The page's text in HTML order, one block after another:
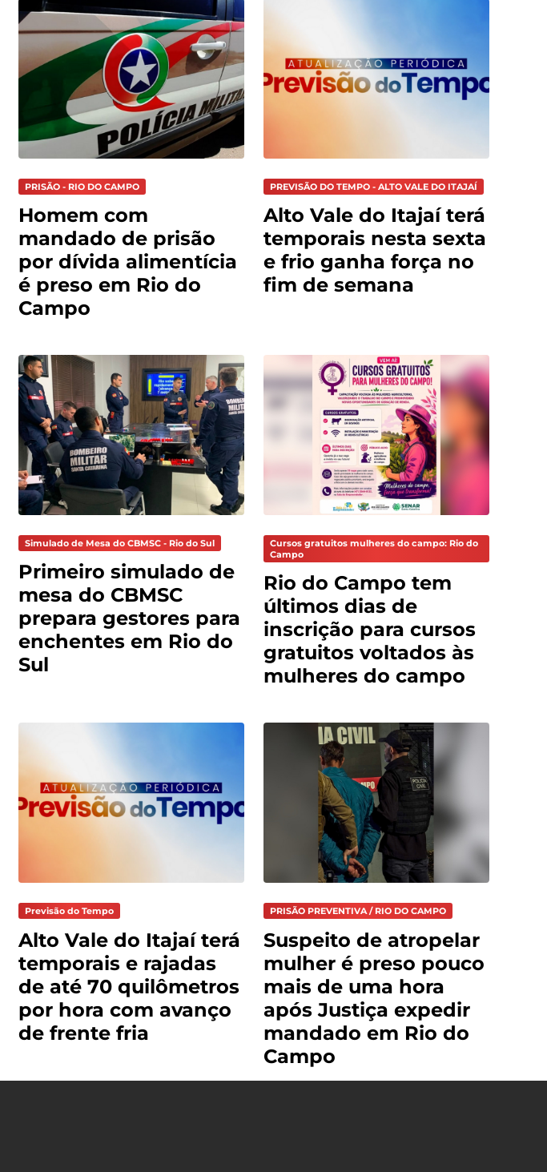
PRISÃO - RIO DO CAMPO
Homem com
mandado de prisão
por dívida alimentícia
é preso em Rio do
Campo
PREVISÃO DO TEMPO - ALTO VALE DO ITAJAÍ
Alto Vale do Itajaí terá
temporais nesta sexta
e frio ganha força no
fim de semana
Simulado de Mesa do CBMSC - Rio do Sul
Primeiro simulado de
mesa do CBMSC
prepara gestores para
enchentes em Rio do
Sul
Cursos gratuitos mulheres do campo: Rio do
Campo
Rio do Campo tem
últimos dias de
inscrição para cursos
gratuitos voltados às
mulheres do campo
Previsão do Tempo
Alto Vale do Itajaí terá
temporais e rajadas
de até 70 quilômetros
por hora com avanço
de frente fria
PRISÃO PREVENTIVA / RIO DO CAMPO
Suspeito de atropelar
mulher é preso pouco
mais de uma hora
após Justiça expedir
mandado em Rio do
Campo